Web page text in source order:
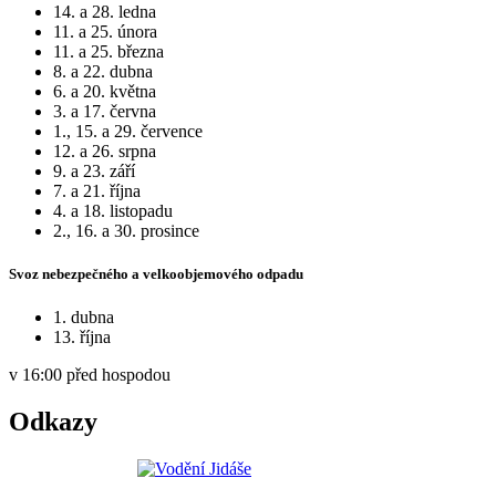
14. a 28. ledna
11. a 25. února
11. a 25. března
8. a 22. dubna
6. a 20. května
3. a 17. června
1., 15. a 29. července
12. a 26. srpna
9. a 23. září
7. a 21. října
4. a 18. listopadu
2., 16. a 30. prosince
Svoz nebezpečného a velkoobjemového odpadu
1. dubna
13. října
v 16:00 před hospodou
Odkazy